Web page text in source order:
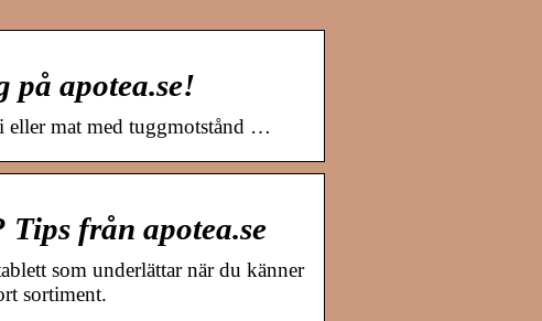
apotea.se!
eller mat med tuggmotstånd …
från apotea.se
som underlättar när du känner
sortiment.